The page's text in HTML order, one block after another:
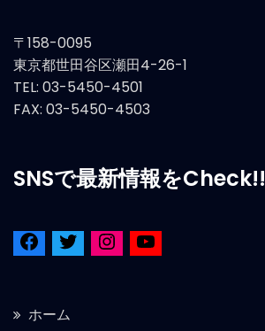
〒158-0095
東京都世田谷区瀬田4-26-1
TEL: 03-5450-4501
FAX: 03-5450-4503
SNSで最新情報をCheck!!
ホーム